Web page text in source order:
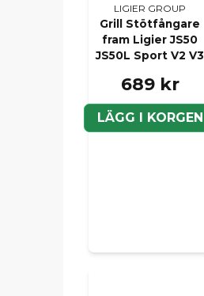
LIGIER GROUP
Grill Stötfångare
fram Ligier JS50
JS50L Sport V2 V3
689 kr
LÄGG I KORGEN